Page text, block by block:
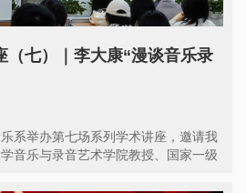
（七）｜李大康“漫谈音乐录
系举办第七场系列学术讲座，邀请我
音乐与录音艺术学院教授、国家一级